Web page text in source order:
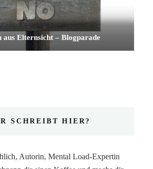
aus Elternsicht – Blogparade
SCHREIBT HIER?
Autorin, Mental Load-Expertin